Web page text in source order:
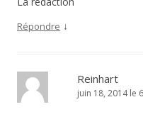
Répondre ↓
Reinhart
juin 18, 2014 le